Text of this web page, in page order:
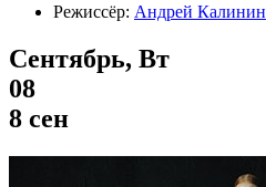
Режиссёр: Андрей Калинин
Сентябрь, Вт
08
8 сен